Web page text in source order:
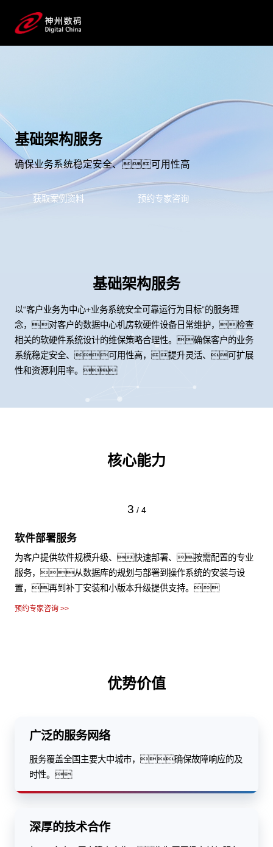
基础架构服务
确保业务系统稳定安全、可用性高
获取案例资料 预约专家咨询
基础架构服务
以“客户业务为中心+业务系统安全可靠运行为目标”的服务理
念，对客户的数据中心机房软硬件设备日常维护，检查
相关的软硬件系统设计的维保策略合理性。确保客户的业务
系统稳定安全、可用性高，提升灵活、可扩展
性和资源利用率。
核心能力
3 / 4
软件部署服务
为客户提供软件规模升级、快速部署、按需配置的专业
服务，从数据库的规划与部署到操作系统的安装与设
置，再到补丁安装和小版本升级提供支持。
预约专家咨询 >>
优势价值
广泛的服务网络
服务覆盖全国主要大中城市，确保故障响应的及
时性。
深厚的技术合作